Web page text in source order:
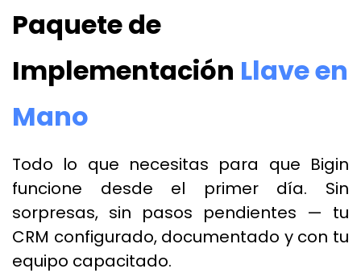
​Paquete de
Implementación Llave en
Mano
Todo lo que necesitas para que Bigin
funcione desde el primer día. Sin
sorpresas, sin pasos pendientes — tu
CRM configurado, documentado y con tu
equipo capacitado.